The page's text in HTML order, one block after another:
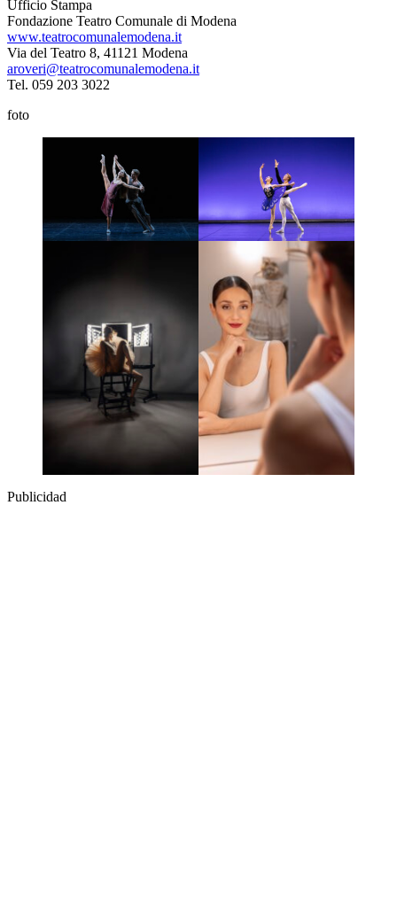
Ufficio Stampa
Fondazione Teatro Comunale di Modena
www.teatrocomunalemodena.it
Via del Teatro 8, 41121 Modena
aroveri@teatrocomunalemodena.it
Tel. 059 203 3022
foto
Publicidad